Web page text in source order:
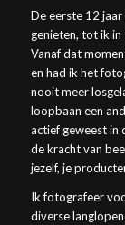
De eerste 12 jaar
genieten, tot ik
Vanaf dat
en had ik het
nooit meer
loopbaan een
actief geweest in
de kracht van
jezelf, je
Ik fotografeer
diverse